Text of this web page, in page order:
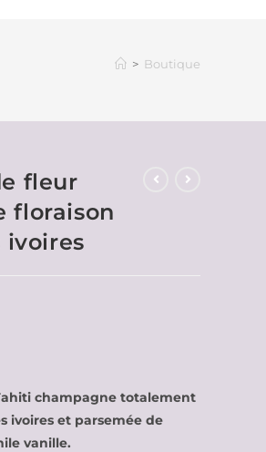
> Boutique
fleur
floraison
ivoires
champagne totalement
ivoires et parsemée de
vanille.